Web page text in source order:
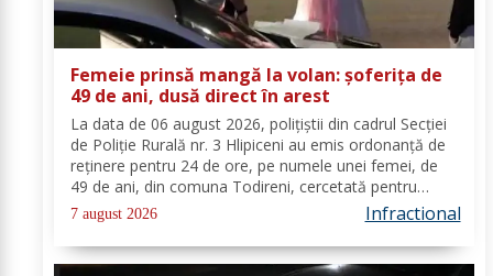
Femeie prinsă mangă la volan: șoferița de
49 de ani, dusă direct în arest
La data de 06 august 2026, polițiștii din cadrul Secției
de Poliție Rurală nr. 3 Hlipiceni au emis ordonanță de
reținere pentru 24 de ore, pe numele unei femei, de
49 de ani, din comuna Todireni, cercetată pentru
comiterea infracțiunii de conducerea unui vehicul sub
influența alcoolului. În urma...
7 august 2026 Infractional